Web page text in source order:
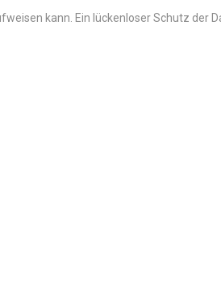
kann. Ein lückenloser Schutz der